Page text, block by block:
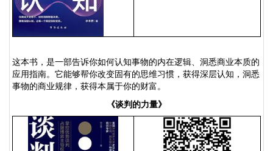
这本书，是一部告诉你如何认知事物的内在逻辑、洞悉商业本质的
应用指南。它能够帮你改变固有的思维习惯，获得深层认知，洞悉
事物的商业规律，获得本属于你的财富。
《谈判的力量》